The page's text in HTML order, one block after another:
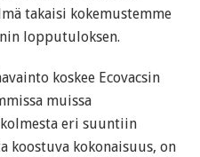
takaisi kokemustemme
lopputuloksen.
koskee Ecovacsin
muissa
eri suuntiin
koostuva kokonaisuus, on